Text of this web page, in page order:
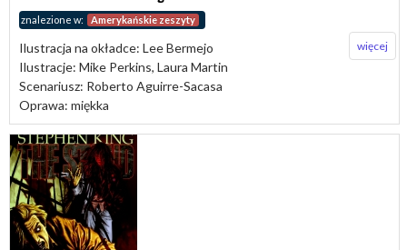
znalezione w: Amerykańskie zeszyty
Ilustracja na okładce: Lee Bermejo
Ilustracje: Mike Perkins, Laura Martin
Scenariusz: Roberto Aguirre-Sacasa
Oprawa: miękka
więcej